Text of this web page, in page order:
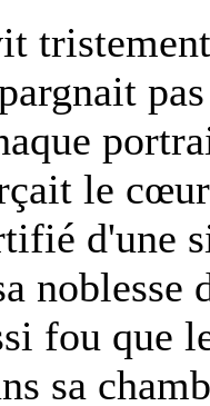
le
d'une
noblesse
fou que
sa